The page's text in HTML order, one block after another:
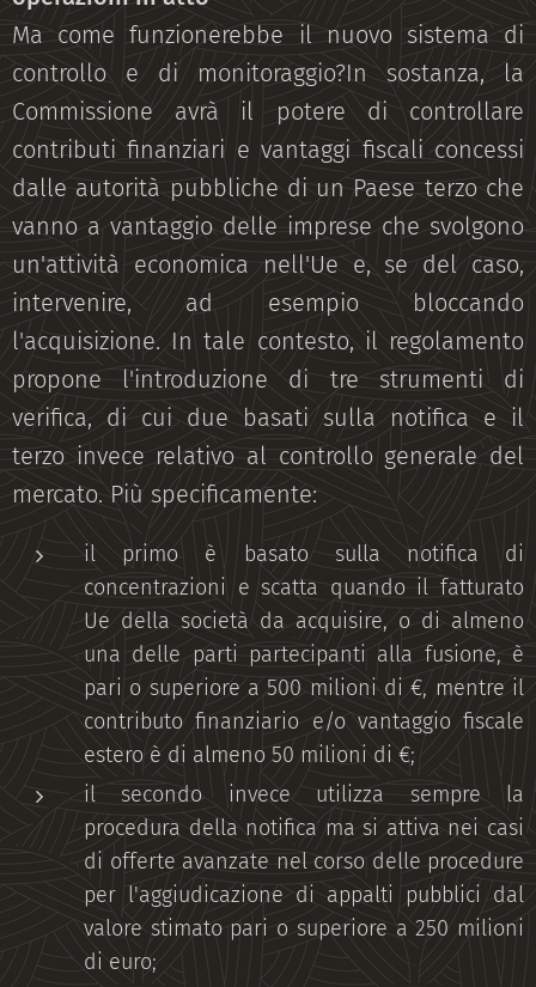
Ma come funzionerebbe il nuovo sistema di
controllo e di monitoraggio?In sostanza, la
Commissione avrà il potere di controllare
contributi finanziari e vantaggi fiscali concessi
dalle autorità pubbliche di un Paese terzo che
vanno a vantaggio delle imprese che svolgono
un'attività economica nell'Ue e, se del caso,
intervenire, ad esempio bloccando
l'acquisizione. In tale contesto, il regolamento
propone l'introduzione di tre strumenti di
verifica, di cui due basati sulla notifica e il
terzo invece relativo al controllo generale del
mercato. Più specificamente:
il primo è basato sulla notifica di
concentrazioni e scatta quando il fatturato
Ue della società da acquisire, o di almeno
una delle parti partecipanti alla fusione, è
pari o superiore a 500 milioni di €, mentre il
contributo finanziario e/o vantaggio fiscale
estero è di almeno 50 milioni di €;
il secondo invece utilizza sempre la
procedura della notifica ma si attiva nei casi
di offerte avanzate nel corso delle procedure
per l'aggiudicazione di appalti pubblici dal
valore stimato pari o superiore a 250 milioni
di euro;